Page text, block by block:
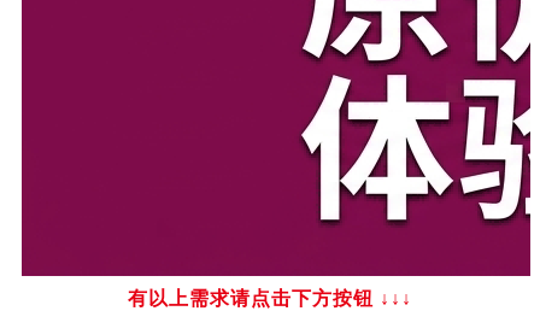
有以上需求请点击下方按钮 ↓↓↓